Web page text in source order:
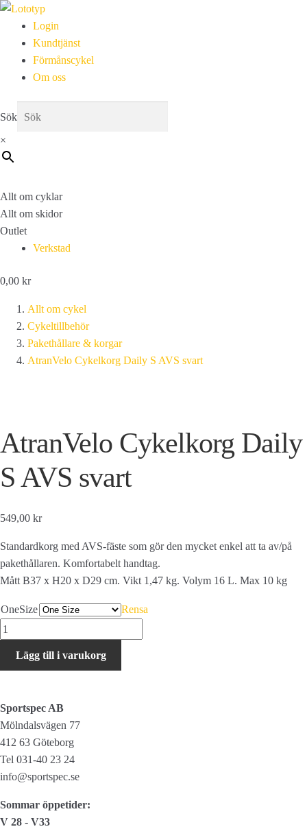
Login
Kundtjänst
Förmånscykel
Om oss
Sök
×
Allt om cyklar
Allt om skidor
Outlet
Verkstad
0,00 kr
Allt om cykel
Cykeltillbehör
Pakethållare & korgar
AtranVelo Cykelkorg Daily S AVS svart
AtranVelo Cykelkorg Daily
S AVS svart
549,00 kr
Standardkorg med AVS-fäste som gör den mycket enkel att ta av/på
pakethållaren. Komfortabelt handtag.
Mått B37 x H20 x D29 cm. Vikt 1,47 kg. Volym 16 L. Max 10 kg
OneSize
Rensa
AtranVelo
Cykelkorg
Daily
svart
mängd
Lägg till i varukorg
Sportspec AB
Mölndalsvägen 77
412 63 Göteborg
Tel 031-40 23 24
info@sportspec.se
Sommar öppetider:
V 28 - V33